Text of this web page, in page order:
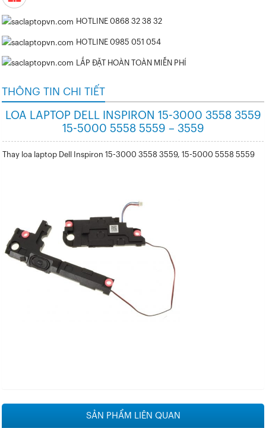
HOTLINE 0868 32 38 32
HOTLINE 0985 051 054
LẮP ĐẶT HOÀN TOÀN MIỄN PHÍ
THÔNG TIN CHI TIẾT
LOA LAPTOP DELL INSPIRON 15-3000 3558 3559
15-5000 5558 5559 – 3559
Thay loa laptop Dell Inspiron 15-3000 3558 3559, 15-5000 5558 5559
SẢN PHẨM LIÊN QUAN